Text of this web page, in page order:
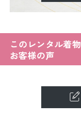
このレンタル着
お客様の声